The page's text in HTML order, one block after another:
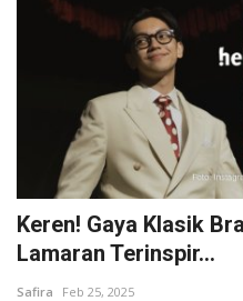
Keren! Gaya Klasik
Lamaran Terinspir...
Safira Feb 25, 2025